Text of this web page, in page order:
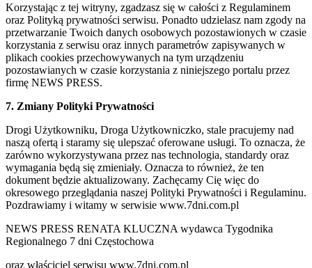
Korzystając z tej witryny, zgadzasz się w całości z Regulaminem
oraz Polityką prywatności serwisu. Ponadto udzielasz nam zgody na
przetwarzanie Twoich danych osobowych pozostawionych w czasie
korzystania z serwisu oraz innych parametrów zapisywanych w
plikach cookies przechowywanych na tym urządzeniu
pozostawianych w czasie korzystania z niniejszego portalu przez
firmę NEWS PRESS.
7. Zmiany Polityki Prywatności
Drogi Użytkowniku, Droga Użytkowniczko, stale pracujemy nad
naszą ofertą i staramy się ulepszać oferowane usługi. To oznacza, że
zarówno wykorzystywana przez nas technologia, standardy oraz
wymagania będą się zmieniały. Oznacza to również, że ten
dokument będzie aktualizowany. Zachęcamy Cię więc do
okresowego przeglądania naszej Polityki Prywatności i Regulaminu.
Pozdrawiamy i witamy w serwisie www.7dni.com.pl
NEWS PRESS RENATA KLUCZNA wydawca Tygodnika
Regionalnego 7 dni Częstochowa
oraz właściciel serwisu www.7dni.com.pl